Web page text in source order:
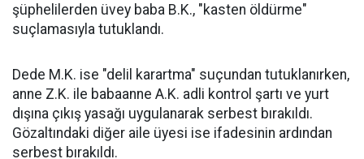
şüphelilerden üvey baba B.K., "kasten öldürme"
suçlamasıyla tutuklandı.
Dede M.K. ise "delil karartma" suçundan tutuklanırken,
anne Z.K. ile babaanne A.K. adli kontrol şartı ve yurt
dışına çıkış yasağı uygulanarak serbest bırakıldı.
Gözaltındaki diğer aile üyesi ise ifadesinin ardından
serbest bırakıldı.